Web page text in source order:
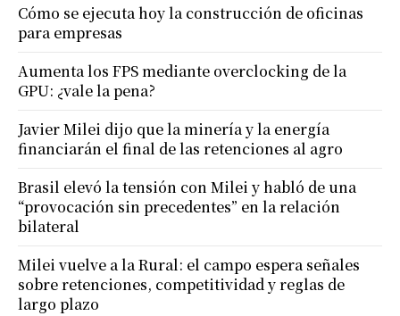
Cómo se ejecuta hoy la construcción de oficinas
para empresas
Aumenta los FPS mediante overclocking de la
GPU: ¿vale la pena?
Javier Milei dijo que la minería y la energía
financiarán el final de las retenciones al agro
Brasil elevó la tensión con Milei y habló de una
“provocación sin precedentes” en la relación
bilateral
Milei vuelve a la Rural: el campo espera señales
sobre retenciones, competitividad y reglas de
largo plazo